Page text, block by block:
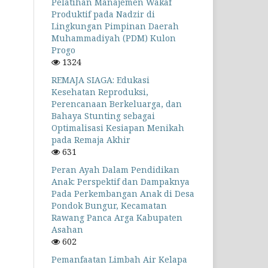
Produktif pada Nadzir di
Lingkungan Pimpinan Daerah
Muhammadiyah (PDM) Kulon
Progo
1324
REMAJA SIAGA: Edukasi
Kesehatan Reproduksi,
Perencanaan Berkeluarga, dan
Bahaya Stunting sebagai
Optimalisasi Kesiapan Menikah
pada Remaja Akhir
631
Peran Ayah Dalam Pendidikan
Anak: Perspektif dan Dampaknya
Pada Perkembangan Anak di Desa
Pondok Bungur, Kecamatan
Rawang Panca Arga Kabupaten
Asahan
602
Pemanfaatan Limbah Air Kelapa